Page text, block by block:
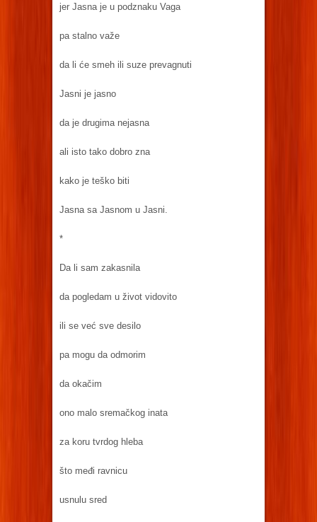
jer Jasna je u podznaku Vaga
pa stalno važe
da li će smeh ili suze prevagnuti
Jasni je jasno
da je drugima nejasna
ali isto tako dobro zna
kako je teško biti
Jasna sa Jasnom u Jasni.
*
Da li sam zakasnila
da pogledam u život vidovito
ili se već sve desilo
pa mogu da odmorim
da okačim
ono malo sremačkog inata
za koru tvrdog hleba
što međi ravnicu
usnulu sred